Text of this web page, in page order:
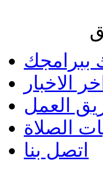
ببرامجك
اخر الاخبار
العمل
الصلاة
اتصل بنا